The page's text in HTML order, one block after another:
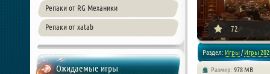
Репаки от RG Механики
Репаки от xatab
Ожидаемые игры
72
Раздел: Игры/Игры
Размер: 978 MB